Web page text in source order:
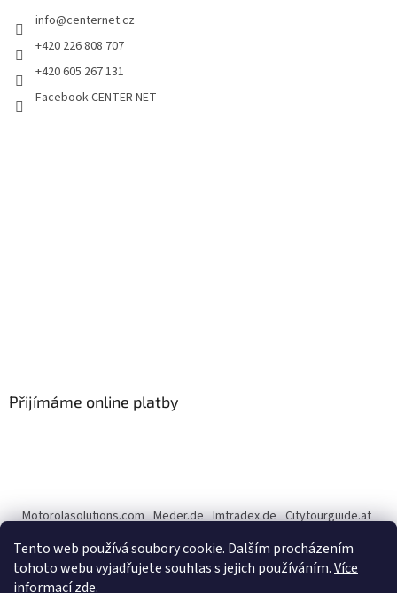
Tento web používá soubory cookie. Dalším procházením
tohoto webu vyjadřujete souhlas s jejich používáním.Více
informací zde.
info@centernet.cz
+420 226 808 707
+420 605 267 131
Facebook CENTER NET
Přijímáme online platby
Motorolasolutions.com Meder.de Imtradex.de Citytourguide.at